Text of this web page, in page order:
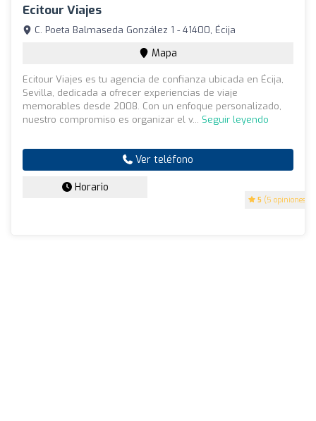
Ecitour Viajes
5 (5 opiniones)
C. Poeta Balmaseda González 1 - 41400, Écija
Mapa
Ecitour Viajes es tu agencia de confianza ubicada en Écija,
Sevilla, dedicada a ofrecer experiencias de viaje
memorables desde 2008. Con un enfoque personalizado,
nuestro compromiso es organizar el v... Seguir leyendo
Ver teléfono
Horario